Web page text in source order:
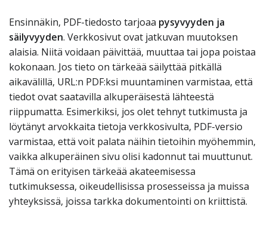
Ensinnäkin, PDF-tiedosto tarjoaa pysyvyyden ja
säilyvyyden. Verkkosivut ovat jatkuvan muutoksen
alaisia. Niitä voidaan päivittää, muuttaa tai jopa poistaa
kokonaan. Jos tieto on tärkeää säilyttää pitkällä
aikavälillä, URL:n PDF:ksi muuntaminen varmistaa, että
tiedot ovat saatavilla alkuperäisestä lähteestä
riippumatta. Esimerkiksi, jos olet tehnyt tutkimusta ja
löytänyt arvokkaita tietoja verkkosivulta, PDF-versio
varmistaa, että voit palata näihin tietoihin myöhemmin,
vaikka alkuperäinen sivu olisi kadonnut tai muuttunut.
Tämä on erityisen tärkeää akateemisessa
tutkimuksessa, oikeudellisissa prosesseissa ja muissa
yhteyksissä, joissa tarkka dokumentointi on kriittistä.